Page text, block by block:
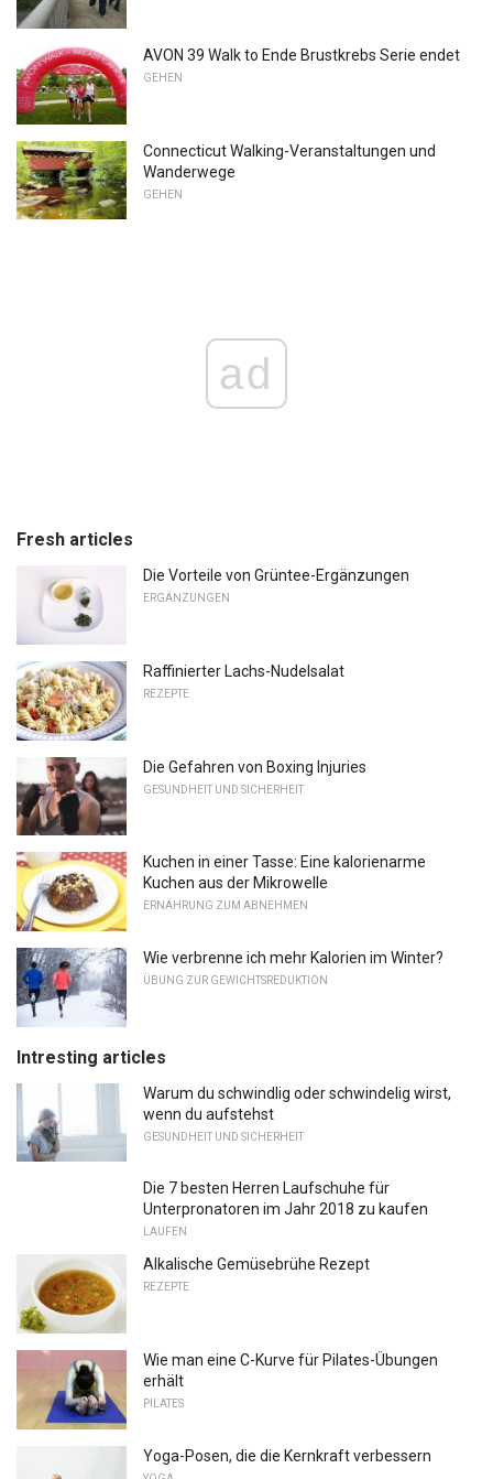
AVON 39 Walk to Ende Brustkrebs Serie endet
GEHEN
Connecticut Walking-Veranstaltungen und
Wanderwege
GEHEN
ad
Fresh articles
Die Vorteile von Grüntee-Ergänzungen
ERGÄNZUNGEN
Raffinierter Lachs-Nudelsalat
REZEPTE
Die Gefahren von Boxing Injuries
GESUNDHEIT UND SICHERHEIT
Kuchen in einer Tasse: Eine kalorienarme
Kuchen aus der Mikrowelle
ERNÄHRUNG ZUM ABNEHMEN
Wie verbrenne ich mehr Kalorien im Winter?
ÜBUNG ZUR GEWICHTSREDUKTION
Intresting articles
Warum du schwindlig oder schwindelig wirst,
wenn du aufstehst
GESUNDHEIT UND SICHERHEIT
Die 7 besten Herren Laufschuhe für
Unterpronatoren im Jahr 2018 zu kaufen
LAUFEN
Alkalische Gemüsebrühe Rezept
REZEPTE
Wie man eine C-Kurve für Pilates-Übungen
erhält
PILATES
Yoga-Posen, die die Kernkraft verbessern